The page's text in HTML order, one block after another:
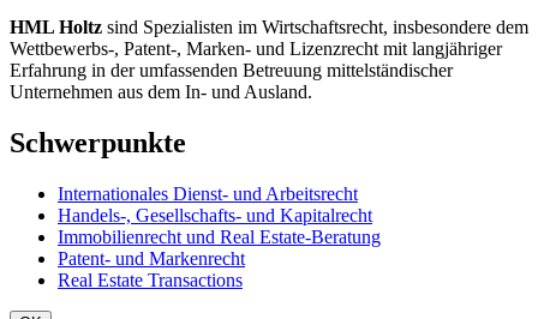
HML Holtz sind Spezialisten im Wirtschaftsrecht, insbesondere dem
Wettbewerbs-, Patent-, Marken- und Lizenzrecht mit langjähriger
Erfahrung in der umfassenden Betreuung mittelständischer
Unternehmen aus dem In- und Ausland.
Schwerpunkte
Internationales Dienst- und Arbeitsrecht
Handels-, Gesellschafts- und Kapitalrecht
Immobilienrecht und Real Estate-Beratung
Patent- und Markenrecht
Real Estate Transactions